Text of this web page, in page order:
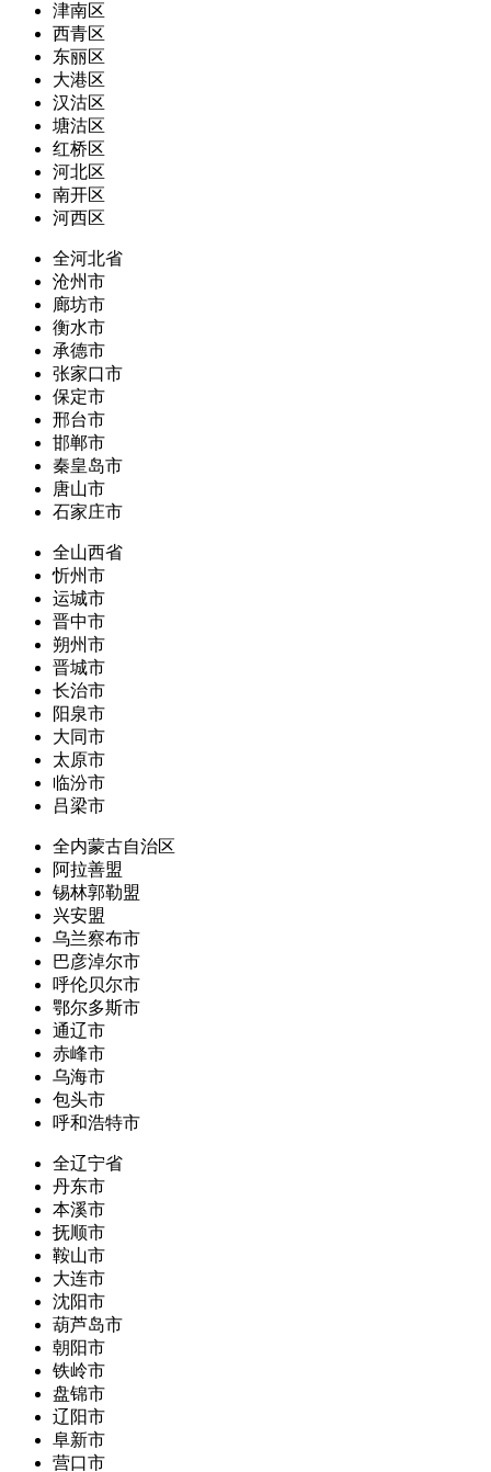
津南区
西青区
东丽区
大港区
汉沽区
塘沽区
红桥区
河北区
南开区
河西区
全河北省
沧州市
廊坊市
衡水市
承德市
张家口市
保定市
邢台市
邯郸市
秦皇岛市
唐山市
石家庄市
全山西省
忻州市
运城市
晋中市
朔州市
晋城市
长治市
阳泉市
大同市
太原市
临汾市
吕梁市
全内蒙古自治区
阿拉善盟
锡林郭勒盟
兴安盟
乌兰察布市
巴彦淖尔市
呼伦贝尔市
鄂尔多斯市
通辽市
赤峰市
乌海市
包头市
呼和浩特市
全辽宁省
丹东市
本溪市
抚顺市
鞍山市
大连市
沈阳市
葫芦岛市
朝阳市
铁岭市
盘锦市
辽阳市
阜新市
营口市